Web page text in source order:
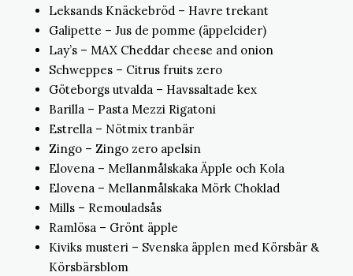
Leksands Knäckebröd – Havre trekant
Galipette – Jus de pomme (äppelcider)
Lay’s – MAX Cheddar cheese and onion
Schweppes – Citrus fruits zero
Göteborgs utvalda – Havssaltade kex
Barilla – Pasta Mezzi Rigatoni
Estrella – Nötmix tranbär
Zingo – Zingo zero apelsin
Elovena – Mellanmålskaka Äpple och Kola
Elovena – Mellanmålskaka Mörk Choklad
Mills – Remouladsås
Ramlösa – Grönt äpple
Kiviks musteri – Svenska äpplen med Körsbär &
Körsbärsblom